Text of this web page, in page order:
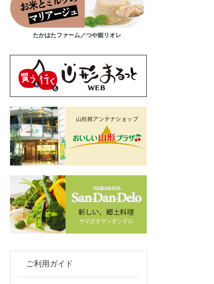
たかはたファーム／つや姫リオレ
ご利用ガイド